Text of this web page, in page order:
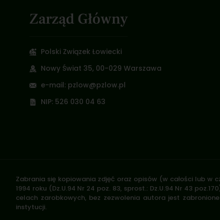
Zarząd Główny
Polski Związek Łowiecki
Nowy Świat 35, 00-029 Warszawa
e-mail: pzlow@pzlow.pl
NIP: 526 030 04 63
Zabrania się kopiowania zdjęć oraz opisów (w całości lub w
1994 roku (Dz.U.94 Nr 24 poz. 83, sprost.: Dz.U.94 Nr 43
celach zarobkowych, bez zezwolenia autora jest
instytucji.